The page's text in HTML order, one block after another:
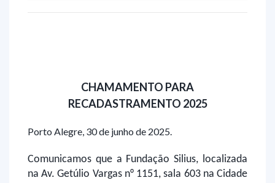
CHAMAMENTO PARA
RECADASTRAMENTO 2025
Porto Alegre, 30 de junho de 2025.
Comunicamos que a Fundação Silius, localizada
na Av. Getúlio Vargas n° 1151, sala 603 na Cidade